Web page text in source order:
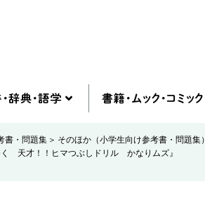
書・問題集
そのほか（小学生向け参考書・問題集）
天才！！ヒマつぶしドリル かなりムズ』